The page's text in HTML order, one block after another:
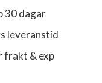
30 dagar
leveranstid
frakt & exp